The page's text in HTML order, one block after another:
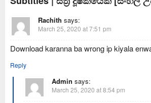
Rachith says:
March 25, 2020 at 7:51 pm
Download karanna ba wrong ip kiyala
Reply
Admin says:
March 25, 2020 at 8:54 pm